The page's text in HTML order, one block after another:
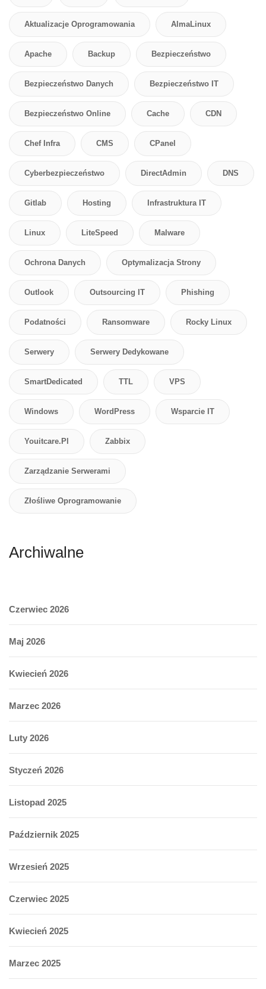
Aktualizacje Oprogramowania AlmaLinux
Apache Backup Bezpieczeństwo
Bezpieczeństwo Danych Bezpieczeństwo IT
Bezpieczeństwo Online Cache CDN
Chef Infra CMS CPanel
Cyberbezpieczeństwo DirectAdmin DNS
Gitlab Hosting Infrastruktura IT
Linux LiteSpeed Malware
Ochrona Danych Optymalizacja Strony
Outlook Outsourcing IT Phishing
Podatności Ransomware Rocky Linux
Serwery Serwery Dedykowane
SmartDedicated TTL VPS
Windows WordPress Wsparcie IT
Youitcare.pl Zabbix
Zarządzanie Serwerami
Złośliwe Oprogramowanie
Archiwalne
Czerwiec 2026
Maj 2026
Kwiecień 2026
Marzec 2026
Luty 2026
Styczeń 2026
Listopad 2025
Październik 2025
Wrzesień 2025
Czerwiec 2025
Kwiecień 2025
Marzec 2025